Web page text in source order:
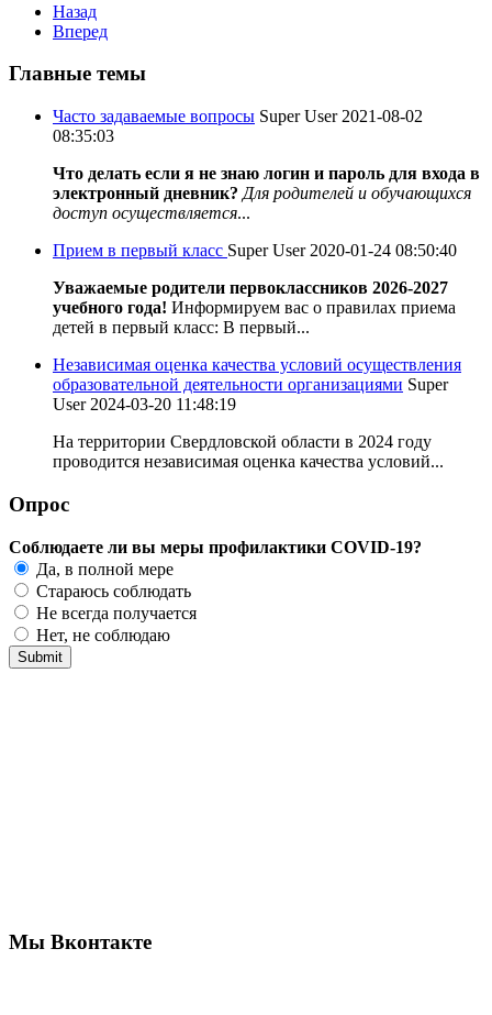
Назад
Вперед
Главные темы
Часто задаваемые вопросы Super User 2021-08-02
08:35:03
Что делать если я не знаю логин и пароль для входа в
электронный дневник? Для родителей и обучающихся
доступ осуществляется...
Прием в первый класс Super User 2020-01-24 08:50:40
Уважаемые родители первоклассников 2026-2027
учебного года! Информируем вас о правилах приема
детей в первый класс: В первый...
Независимая оценка качества условий осуществления
образовательной деятельности организациями Super
User 2024-03-20 11:48:19
На территории Свердловской области в 2024 году
проводится независимая оценка качества условий...
Опрос
Соблюдаете ли вы меры профилактики COVID-19?
Да, в полной мере
Стараюсь соблюдать
Не всегда получается
Нет, не соблюдаю
Мы Вконтакте